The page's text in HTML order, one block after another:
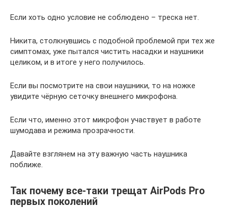
Если хоть одно условие не соблюдено – треска нет.
Никита, столкнувшись с подобной проблемой при тех же
симптомах, уже пытался чистить насадки и наушники
целиком, и в итоге у него получилось.
Если вы посмотрите на свои наушники, то на ножке
увидите чёрную сеточку внешнего микрофона.
Если что, именно этот микрофон участвует в работе
шумодава и режима прозрачности.
Давайте взглянем на эту важную часть наушника
поближе.
Так почему все-таки трещат AirPods Pro
первых поколений